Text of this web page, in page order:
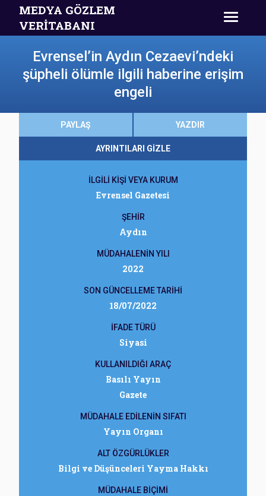
MEDYA GÖZLEM
VERİTABANI
Evrensel’in Aydın Cezaevi’ndeki
şüpheli ölümle ilgili haberine erişim
engeli
PAYLAŞ YAZDIR
AYRINTILARI GİZLE
İLGİLİ KİŞİ VEYA KURUM
Evrensel Gazetesi
ŞEHİR
Aydın
MÜDAHALENİN YILI
2022
SON GÜNCELLEME TARİHİ
18/07/2022
İFADE TÜRÜ
Siyasi
KULLANILDIĞI ARAÇ
Basılı Yayın
Gazete
MÜDAHALE EDİLENİN SIFATI
Yayın Organı
ALT ÖZGÜRLÜKLER
Bilgi ve Düşünceleri Yayma Hakkı
MÜDAHALE BİÇİMİ